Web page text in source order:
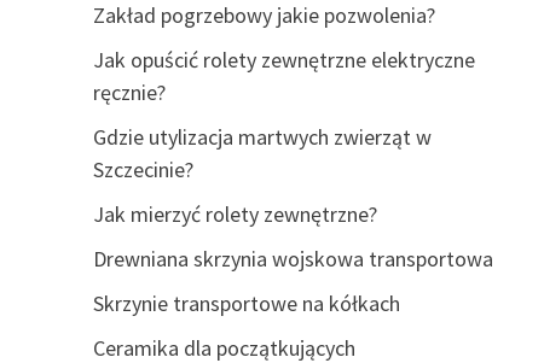
Zakład pogrzebowy jakie pozwolenia?
Jak opuścić rolety zewnętrzne elektryczne
ręcznie?
Gdzie utylizacja martwych zwierząt w
Szczecinie?
Jak mierzyć rolety zewnętrzne?
Drewniana skrzynia wojskowa transportowa
Skrzynie transportowe na kółkach
Ceramika dla początkujących